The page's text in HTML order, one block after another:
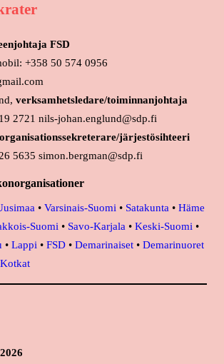
FSD
+358 50 574 0956
verksamhetsledare/toiminnanjohtaja
2721 nils-johan.englund@sdp.fi
organisationssekreterare/järjestösihteeri
5635 simon.bergman@sdp.fi
• Varsinais-Suomi • Satakunta • Häme
Suomi • Savo-Karjala • Keski-Suomi •
• Lappi • FSD • Demarinaiset • Demarinuoret